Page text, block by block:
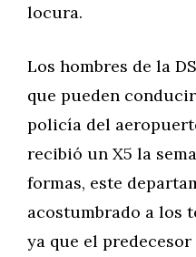
locura.
Los hombres de la
que pueden
policía del
recibió un X5 la
formas, este
acostumbrado a los
ya que el